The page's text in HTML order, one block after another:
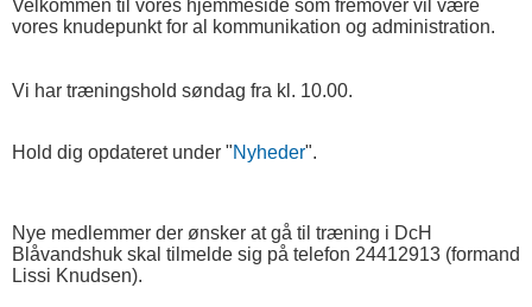
Velkommen til vores hjemmeside som fremover vil være
vores knudepunkt for al kommunikation og administration.
Vi har træningshold søndag fra kl. 10.00.
Hold dig opdateret under "Nyheder".
Nye medlemmer der ønsker at gå til træning i DcH
Blåvandshuk skal tilmelde sig på telefon 24412913 (formand
Lissi Knudsen).